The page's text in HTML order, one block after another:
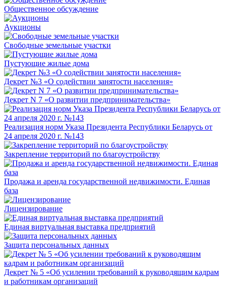
Общественное обсуждение
Аукционы
Свободные земельные участки
Пустующие жилые дома
Декрет №3 «О содействии занятости населения»
Декрет N 7 «О развитии предпринимательства»
Реализация норм Указа Президента Республики Беларусь от
24 апреля 2020 г. №143
Закрепление территорий по благоустройству
Продажа и аренда государственной недвижимости. Единая
база
Лицензирование
Единая виртуальная выставка предприятий
Защита персональных данных
Декрет № 5 «Об усилении требований к руководящим кадрам
и работникам организаций